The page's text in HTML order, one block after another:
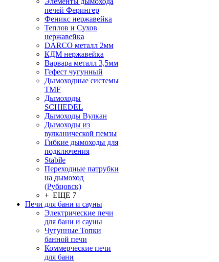
печей Ферингер
Феникс нержавейка
Теплов и Сухов
нержавейка
DARCO металл 2мм
КДМ нержавейка
Варвара металл 3,5мм
Гефест чугунный
Дымоходные системы
TMF
Дымоходы
SCHIEDEL
Дымоходы Вулкан
Дымоходы из
вулканической пемзы
Гибкие дымоходы для
подключения
Stabile
Переходные патрубки
на дымоход
(Рубцовск)
+ ЕЩЕ 7
Печи для бани и сауны
Электрические печи
для бани и сауны
Чугунные Топки
банной печи
Коммерческие печи
для бани